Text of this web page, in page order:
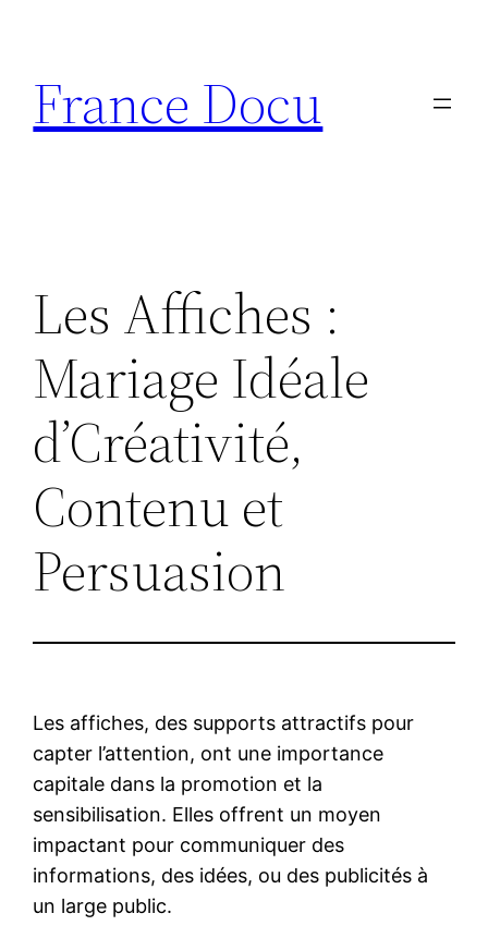
contenu
France Docu
Les Affiches :
Mariage Idéale
d’Créativité,
Contenu et
Persuasion
Les affiches, des supports attractifs pour
capter l’attention, ont une importance
capitale dans la promotion et la
sensibilisation. Elles offrent un moyen
impactant pour communiquer des
informations, des idées, ou des publicités à
un large public.